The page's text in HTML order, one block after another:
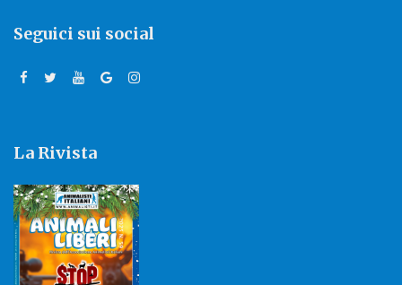
Seguici sui social
La Rivista